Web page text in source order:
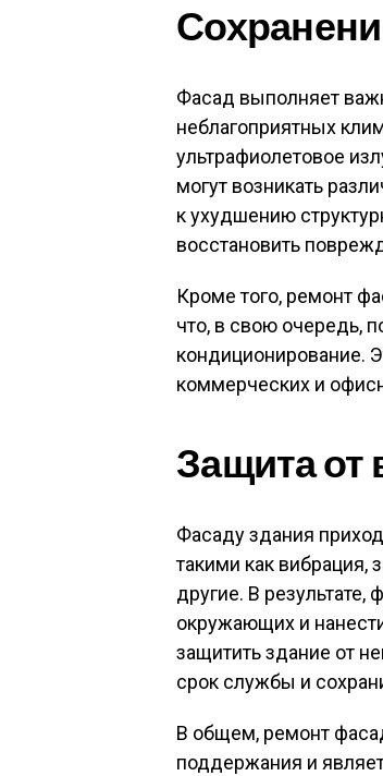
Фасад выполняет
неблагоприятных
ультрафиолетовое
могут возникать
к ухудшению
восстановить
Кроме того, ремонт
что, в свою очередь,
кондиционирование.
коммерческих и
Защита от
Фасаду здания
такими как вибрация,
другие. В
окружающих и
защитить здание от
срок службы и
В общем, ремонт
поддержания и